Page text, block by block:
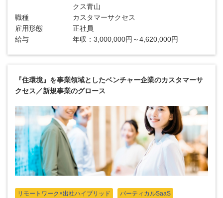
クス青山
職種
カスタマーサクセス
雇用形態
正社員
給与
年収：3,000,000円～4,620,000円
『住環境』を事業領域としたベンチャー企業のカスタマーサ
クセス／新規事業のグロース
リモートワーク×出社ハイブリッド
バーティカルSaaS